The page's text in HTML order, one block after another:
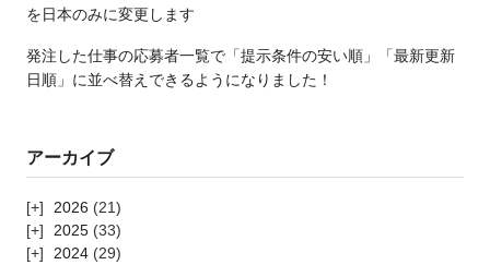
を日本のみに変更します
発注した仕事の応募者一覧で「提示条件の安い順」「最新更新
日順」に並べ替えできるようになりました！
アーカイブ
2026 (21)
2025 (33)
2024 (29)